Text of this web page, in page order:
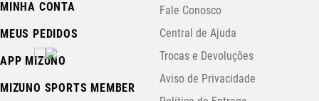
MINHA CONTA
MEUS PEDIDOS
APP MIZUNO
MIZUNO SPORTS MEMBER
Fale Conosco
Central de Ajuda
Trocas e Devoluções
Aviso de Privacidade